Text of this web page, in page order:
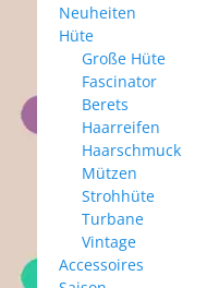
Neuheiten
Hüte
Große Hüte
Fascinator
Berets
Haarreifen
Haarschmuck
Mützen
Strohhüte
Turbane
Vintage
Accessoires